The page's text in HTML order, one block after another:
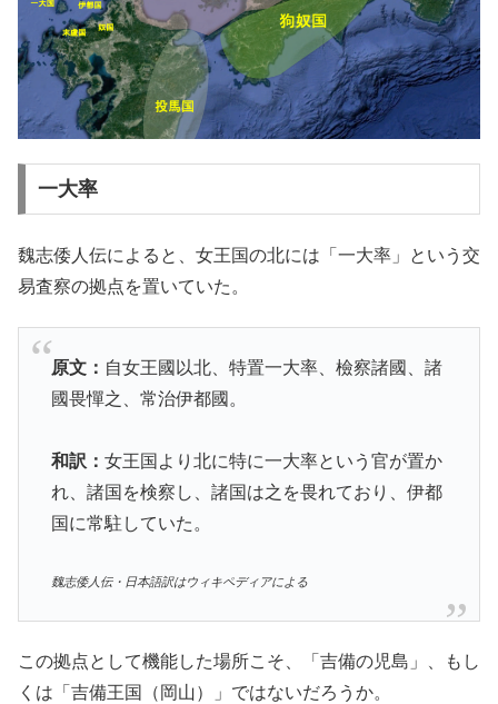
一大率
魏志倭人伝によると、女王国の北には「一大率」という交
易査察の拠点を置いていた。
原文： 自女王國以北、特置一大率、檢察諸國、諸
國畏憚之、常治伊都國。
和訳： 女王国より北に特に一大率という官が置か
れ、諸国を検察し、諸国は之を畏れており、伊都
国に常駐していた。
魏志倭人伝・日本語訳はウィキペディアによる
この拠点として機能した場所こそ、「吉備の児島」、もし
くは「吉備王国（岡山）」ではないだろうか。